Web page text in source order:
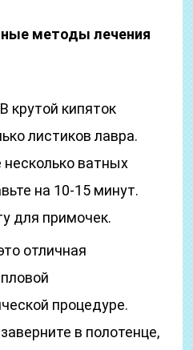
методы лечения
крутой кипяток
листиков лавра.
ватных
на 10-15 минут.
для примочек.
отличная
процедуре.
в полотенце,